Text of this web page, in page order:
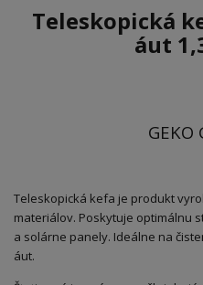
Teleskopická
áut
GEKO
Teleskopická kefa je produkt
materiálov. Poskytuje optimálnu
a solárne panely. Ideálne na
áut.